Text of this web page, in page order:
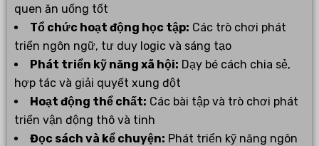
quen ăn uống tốt
Tổ chức hoạt động học tập: Các trò chơi phát
triển ngôn ngữ, tư duy logic và sáng tạo
Phát triển kỹ năng xã hội: Dạy bé cách chia sẻ,
hợp tác và giải quyết xung đột
Hoạt động thể chất: Các bài tập và trò chơi phát
triển vận động thô và tinh
Đọc sách và kể chuyện: Phát triển kỹ năng ngôn